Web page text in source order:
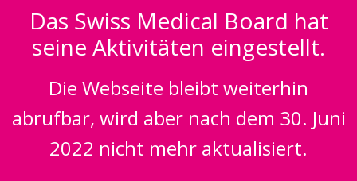
Das Swiss Medical Board hat
seine Aktivitäten eingestellt.
Die Webseite bleibt weiterhin
abrufbar, wird aber nach dem 30. Juni
2022 nicht mehr aktualisiert.